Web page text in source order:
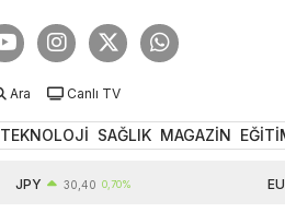
Ara Canlı TV
TEKNOLOJİ SAĞLIK MAGAZİN
30,40 0,70%